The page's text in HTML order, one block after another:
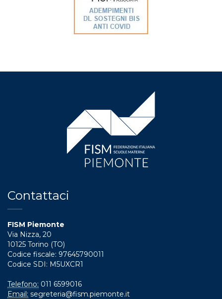
Contattaci
FISM Piemonte
Via Nizza, 20
10125 Torino (TO)
Codice fiscale: 97645790011
Codice SDI: M5UXCR1
Telefono: 011 6599016
Email: segreteria@fism.piemonte.it